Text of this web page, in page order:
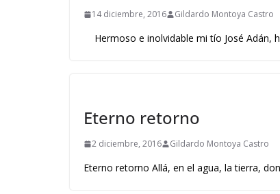
14 diciembre, 2016 Gildardo Montoya Castro
Hermoso e inolvidable mi tío José Adán,
Eterno retorno
2 diciembre, 2016 Gildardo Montoya Castro
Eterno retorno Allá, en el agua, la tierra,